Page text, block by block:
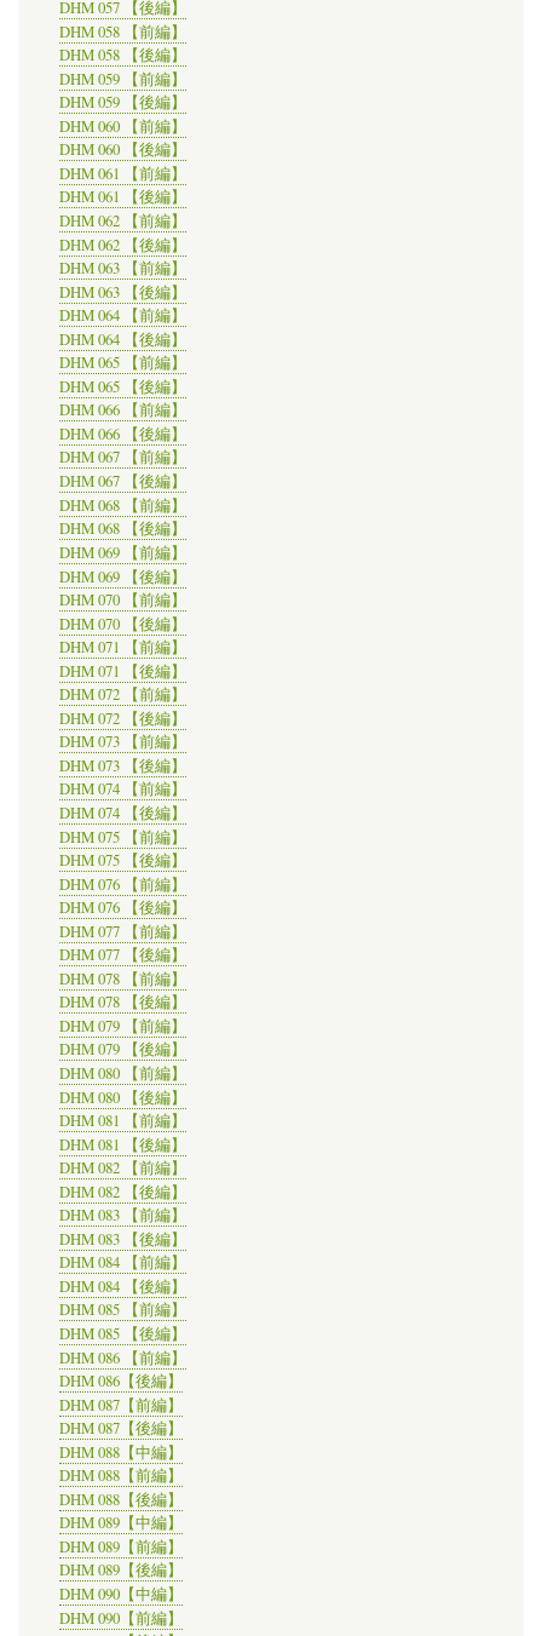
DHM 057 【後編】
DHM 058 【前編】
DHM 058 【後編】
DHM 059 【前編】
DHM 059 【後編】
DHM 060 【前編】
DHM 060 【後編】
DHM 061 【前編】
DHM 061 【後編】
DHM 062 【前編】
DHM 062 【後編】
DHM 063 【前編】
DHM 063 【後編】
DHM 064 【前編】
DHM 064 【後編】
DHM 065 【前編】
DHM 065 【後編】
DHM 066 【前編】
DHM 066 【後編】
DHM 067 【前編】
DHM 067 【後編】
DHM 068 【前編】
DHM 068 【後編】
DHM 069 【前編】
DHM 069 【後編】
DHM 070 【前編】
DHM 070 【後編】
DHM 071 【前編】
DHM 071 【後編】
DHM 072 【前編】
DHM 072 【後編】
DHM 073 【前編】
DHM 073 【後編】
DHM 074 【前編】
DHM 074 【後編】
DHM 075 【前編】
DHM 075 【後編】
DHM 076 【前編】
DHM 076 【後編】
DHM 077 【前編】
DHM 077 【後編】
DHM 078 【前編】
DHM 078 【後編】
DHM 079 【前編】
DHM 079 【後編】
DHM 080 【前編】
DHM 080 【後編】
DHM 081 【前編】
DHM 081 【後編】
DHM 082 【前編】
DHM 082 【後編】
DHM 083 【前編】
DHM 083 【後編】
DHM 084 【前編】
DHM 084 【後編】
DHM 085 【前編】
DHM 085 【後編】
DHM 086 【前編】
DHM 086【後編】
DHM 087【前編】
DHM 087【後編】
DHM 088【中編】
DHM 088【前編】
DHM 088【後編】
DHM 089【中編】
DHM 089【前編】
DHM 089【後編】
DHM 090【中編】
DHM 090【前編】